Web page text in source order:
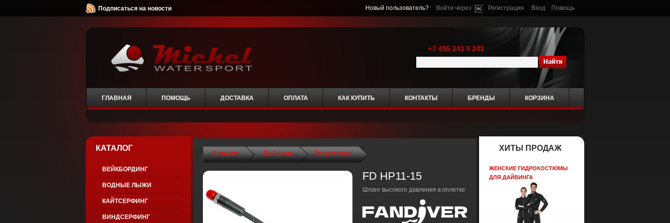
Подписаться на новости Новый пользователь? Войти через Регистрация Вход Помощь
+7 495 241 0 243
ГЛАВНАЯ ПОМОЩЬ ДОСТАВКА ОПЛАТА КАК КУПИТЬ КОНТАКТЫ БРЕНДЫ КОРЗИНА
КАТАЛОГ
ВЕЙКБОРДИНГ
ВОДНЫЕ ЛЫЖИ
КАЙТСЕРФИНГ
ВИНДСЕРФИНГ
ХИТЫ ПРОДАЖ
ЖЕНСКИЕ ГИДРОКОСТЮМЫ
ДЛЯ ДАЙВИНГА
Каталог Дайвинг Регуляторы
FD HP11-15
Шланг высокого давления в оплетке